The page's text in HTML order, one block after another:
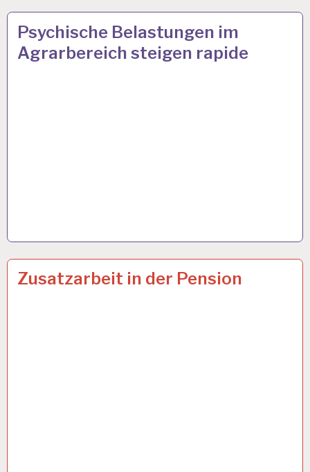
12-
STUNDEN-
ARBEITSTAG…
Psychische Belastungen im
Agrarbereich steigen rapide
9 AUG. 2023
50PLUS…
Zusatzarbeit in der Pension
10 MÄRZ 2023